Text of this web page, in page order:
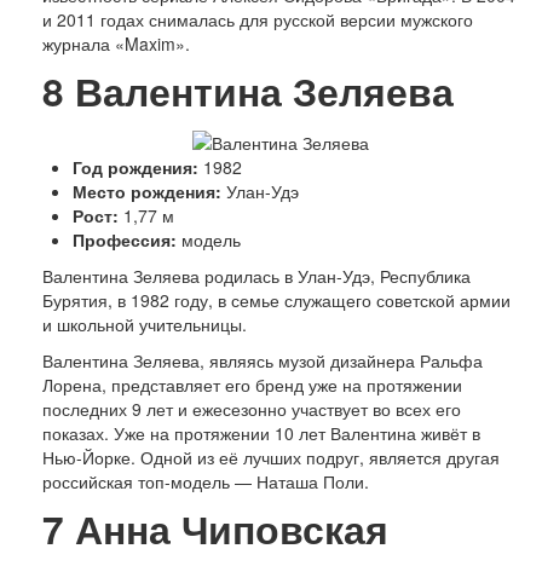
и 2011 годах снималась для русской версии мужского
журнала «Maxim».
8 Валентина Зеляева
Год рождения: 1982
Место рождения: Улан-Удэ
Рост: 1,77 м
Профессия: модель
Валентина Зеляева родилась в Улан-Удэ, Республика
Бурятия, в 1982 году, в семье служащего советской армии
и школьной учительницы.
Валентина Зеляева, являясь музой дизайнера Ральфа
Лорена, представляет его бренд уже на протяжении
последних 9 лет и ежесезонно участвует во всех его
показах. Уже на протяжении 10 лет Валентина живёт в
Нью-Йорке. Одной из её лучших подруг, является другая
российская топ-модель — Наташа Поли.
7 Анна Чиповская